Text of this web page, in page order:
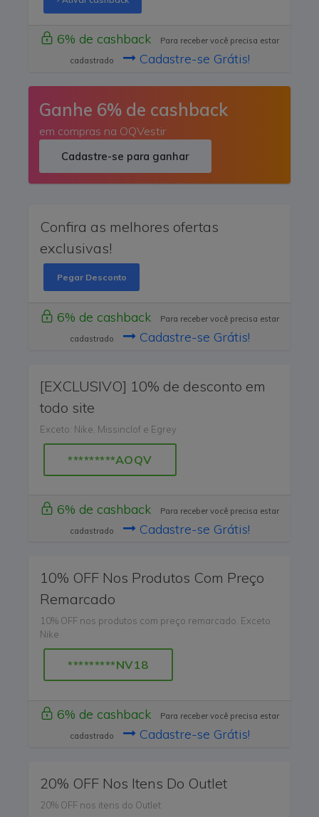
6% de cashback
Para receber você precisa estar
cadastrado
Cadastre-se Grátis!
Ganhe 6% de cashback
em compras na OQVestir
Cadastre-se para ganhar
Confira as melhores ofertas
exclusivas!
Pegar Desconto
6% de cashback
Para receber você precisa estar
cadastrado
Cadastre-se Grátis!
[EXCLUSIVO] 10% de desconto em
todo site
Exceto: Nike, Missinclof e Egrey
*********AOQV
6% de cashback
Para receber você precisa estar
cadastrado
Cadastre-se Grátis!
10% OFF Nos Produtos Com Preço
Remarcado
10% OFF nos produtos com preço remarcado. Exceto
Nike
*********NV18
6% de cashback
Para receber você precisa estar
cadastrado
Cadastre-se Grátis!
20% OFF Nos Itens Do Outlet
20% OFF nos itens do Outlet